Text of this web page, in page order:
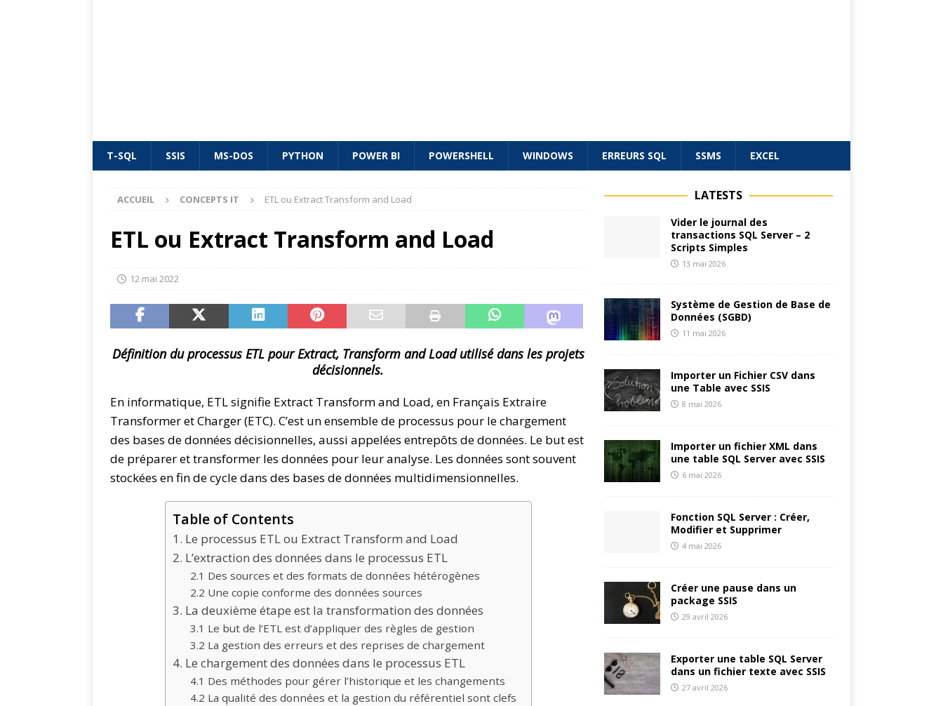
T-SQL SSIS MS-DOS PYTHON POWER BI POWERSHELL WINDOWS ERREURS SQL SSMS EXCEL
ACCUEIL CONCEPTS IT ETL ou Extract Transform and Load
ETL ou Extract Transform and Load
12 mai 2022
Définition du processus ETL pour Extract, Transform and Load utilisé dans les projets
décisionnels.
En informatique, ETL signifie Extract Transform and Load, en Français Extraire
Transformer et Charger (ETC). C’est un ensemble de processus pour le chargement
des bases de données décisionnelles, aussi appelées entrepôts de données. Le but est
de préparer et transformer les données pour leur analyse. Les données sont souvent
stockées en fin de cycle dans des bases de données multidimensionnelles.
Table of Contents
1. Le processus ETL ou Extract Transform and Load
2. L’extraction des données dans le processus ETL
2.1 Des sources et des formats de données hétérogènes
2.2 Une copie conforme des données sources
3. La deuxième étape est la transformation des données
3.1 Le but de l’ETL est d’appliquer des règles de gestion
3.2 La gestion des erreurs et des reprises de chargement
4. Le chargement des données dans le processus ETL
4.1 Des méthodes pour gérer l’historique et les changements
4.2 La qualité des données et la gestion du référentiel sont clefs
LATESTS
Vider le journal des
transactions SQL Server – 2
Scripts Simples
13 mai 2026
Système de Gestion de Base de
Données (SGBD)
11 mai 2026
Importer un Fichier CSV dans
une Table avec SSIS
8 mai 2026
Importer un fichier XML dans
une table SQL Server avec SSIS
6 mai 2026
Fonction SQL Server : Créer,
Modifier et Supprimer
4 mai 2026
Créer une pause dans un
package SSIS
29 avril 2026
Exporter une table SQL Server
dans un fichier texte avec SSIS
27 avril 2026